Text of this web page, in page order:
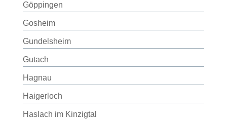
Göppingen
Gosheim
Gundelsheim
Gutach
Hagnau
Haigerloch
Haslach im Kinzigtal